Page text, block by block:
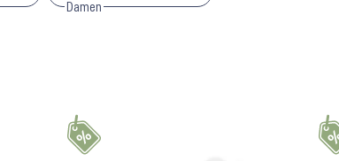
Damen